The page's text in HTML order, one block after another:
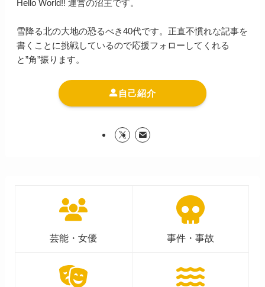
Hello World!! 運営の沼主です。
雪降る北の大地の恐るべき40代です。正直不慣れな記事を
書くことに挑戦しているので応援フォローしてくれる
と”角”振ります。
自己紹介
芸能・女優 事件・事故